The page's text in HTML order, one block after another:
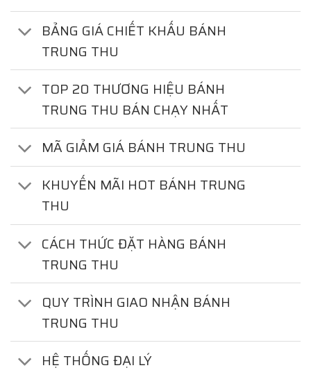
BẢNG GIÁ CHIẾT KHẤU BÁNH
TRUNG THU
TOP 20 THƯƠNG HIỆU BÁNH
TRUNG THU BÁN CHẠY NHẤT
MÃ GIẢM GIÁ BÁNH TRUNG THU
KHUYẾN MÃI HOT BÁNH TRUNG
THU
CÁCH THỨC ĐẶT HÀNG BÁNH
TRUNG THU
QUY TRÌNH GIAO NHẬN BÁNH
TRUNG THU
HỆ THỐNG ĐẠI LÝ